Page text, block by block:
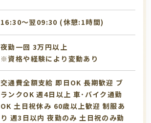
16:30〜翌09:30 (休憩:1時間)
夜勤一回 3万円以上
※資格や経験により変動あり
交通費全額支給 即日OK 長期歓迎 ブ
ランクOK 週4日以上 車･バイク通勤
OK 土日祝休み 60歳以上歓迎 制服あ
り 週3日以内 夜勤のみ 土日祝のみ勤